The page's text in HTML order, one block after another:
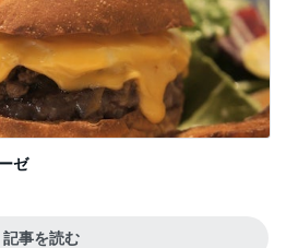
ゼ
記事を読む